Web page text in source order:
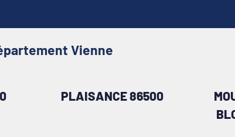
Vienne
PLAISANCE 86500